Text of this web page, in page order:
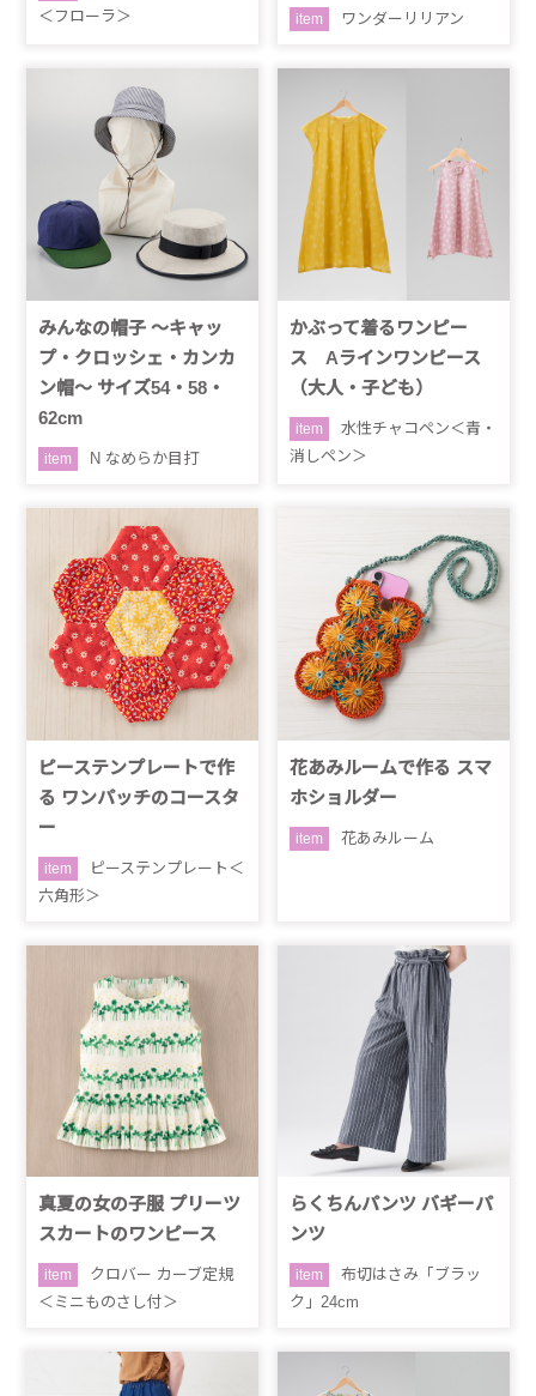
＜フローラ＞
item ワンダーリリアン
みんなの帽子 〜キャッ
プ・クロッシェ・カンカ
ン帽〜 サイズ54・58・
62cm
item N なめらか目打
かぶって着るワンピー
ス Aラインワンピース
（大人・子ども）
item
水性チャコペン＜青・
消しペン＞
ピーステンプレートで作
る ワンパッチのコースタ
ー
item
ピーステンプレート＜
六角形＞
花あみルームで作る スマ
ホショルダー
item 花あみルーム
真夏の女の子服 プリーツ
スカートのワンピース
item
クロバー カーブ定規
＜ミニものさし付＞
らくちんパンツ バギーパ
ンツ
item
布切はさみ「ブラッ
ク」24cm